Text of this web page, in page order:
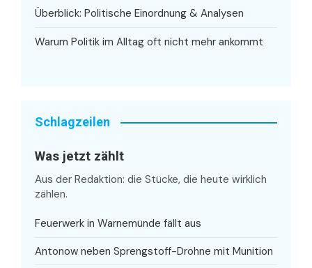
Überblick: Politische Einordnung & Analysen
Warum Politik im Alltag oft nicht mehr ankommt
Schlagzeilen
Was jetzt zählt
Aus der Redaktion: die Stücke, die heute wirklich
zählen.
Feuerwerk in Warnemünde fällt aus
Antonow neben Sprengstoff-Drohne mit Munition